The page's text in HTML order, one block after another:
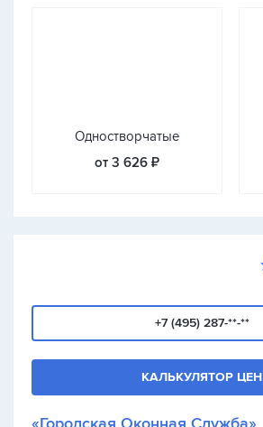
Одностворчатые
от 3 626 ₽
+7 (495) 287-**-**
КАЛЬКУЛЯТОР ЦЕН